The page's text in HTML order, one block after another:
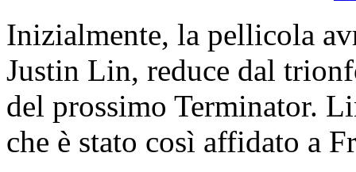
Inizialmente, la pellicola
Justin Lin, reduce dal
del prossimo Terminator.
che è stato così affidato a